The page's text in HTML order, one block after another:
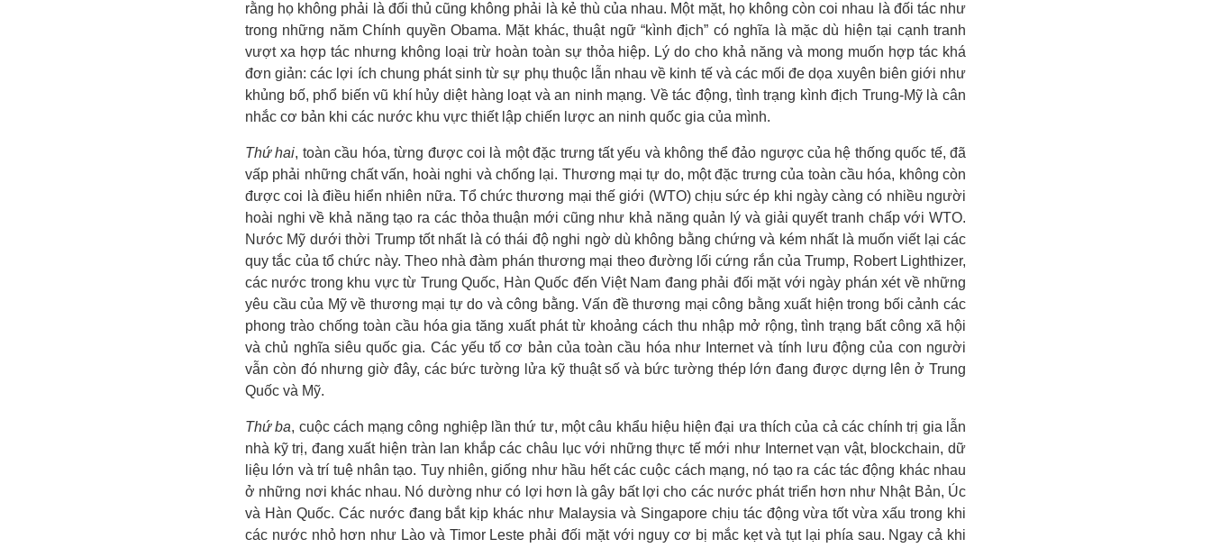
rằng họ không phải là đối thủ cũng không phải là kẻ thù của nhau. Một mặt, họ không còn coi nhau là đối tác như
trong những năm Chính quyền Obama. Mặt khác, thuật ngữ “kình địch” có nghĩa là mặc dù hiện tại cạnh tranh
vượt xa hợp tác nhưng không loại trừ hoàn toàn sự thỏa hiệp. Lý do cho khả năng và mong muốn hợp tác khá
đơn giản: các lợi ích chung phát sinh từ sự phụ thuộc lẫn nhau về kinh tế và các mối đe dọa xuyên biên giới như
khủng bố, phổ biến vũ khí hủy diệt hàng loạt và an ninh mạng. Về tác động, tình trạng kình địch Trung-Mỹ là cân
nhắc cơ bản khi các nước khu vực thiết lập chiến lược an ninh quốc gia của mình.
Thứ hai, toàn cầu hóa, từng được coi là một đặc trưng tất yếu và không thể đảo ngược của hệ thống quốc tế, đã
vấp phải những chất vấn, hoài nghi và chống lại. Thương mại tự do, một đặc trưng của toàn cầu hóa, không còn
được coi là điều hiển nhiên nữa. Tổ chức thương mại thế giới (WTO) chịu sức ép khi ngày càng có nhiều người
hoài nghi về khả năng tạo ra các thỏa thuận mới cũng như khả năng quản lý và giải quyết tranh chấp với WTO.
Nước Mỹ dưới thời Trump tốt nhất là có thái độ nghi ngờ dù không bằng chứng và kém nhất là muốn viết lại các
quy tắc của tổ chức này. Theo nhà đàm phán thương mại theo đường lối cứng rắn của Trump, Robert Lighthizer,
các nước trong khu vực từ Trung Quốc, Hàn Quốc đến Việt Nam đang phải đối mặt với ngày phán xét về những
yêu cầu của Mỹ về thương mại tự do và công bằng. Vấn đề thương mại công bằng xuất hiện trong bối cảnh các
phong trào chống toàn cầu hóa gia tăng xuất phát từ khoảng cách thu nhập mở rộng, tình trạng bất công xã hội
và chủ nghĩa siêu quốc gia. Các yếu tố cơ bản của toàn cầu hóa như Internet và tính lưu động của con người
vẫn còn đó nhưng giờ đây, các bức tường lửa kỹ thuật số và bức tường thép lớn đang được dựng lên ở Trung
Quốc và Mỹ.
Thứ ba, cuộc cách mạng công nghiệp lần thứ tư, một câu khẩu hiệu hiện đại ưa thích của cả các chính trị gia lẫn
nhà kỹ trị, đang xuất hiện tràn lan khắp các châu lục với những thực tế mới như Internet vạn vật, blockchain, dữ
liệu lớn và trí tuệ nhân tạo. Tuy nhiên, giống như hầu hết các cuộc cách mạng, nó tạo ra các tác động khác nhau
ở những nơi khác nhau. Nó dường như có lợi hơn là gây bất lợi cho các nước phát triển hơn như Nhật Bản, Úc
và Hàn Quốc. Các nước đang bắt kịp khác như Malaysia và Singapore chịu tác động vừa tốt vừa xấu trong khi
các nước nhỏ hơn như Lào và Timor Leste phải đối mặt với nguy cơ bị mắc kẹt và tụt lại phía sau. Ngay cả khi